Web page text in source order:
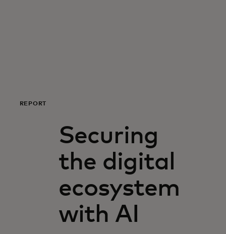
Новости и тренды
REPORT
Securing
the digital
ecosystem
with AI